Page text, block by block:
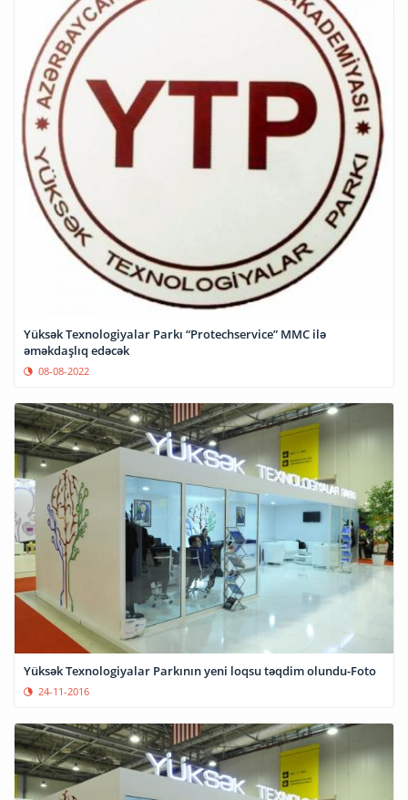
Yüksək Texnologiyalar Parkı “Protechservice” MMC ilə
əməkdaşlıq edəcək
08-08-2022
Yüksək Texnologiyalar Parkının yeni loqsu təqdim olundu-Foto
24-11-2016